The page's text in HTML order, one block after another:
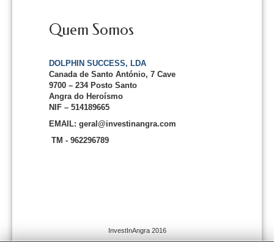
Quem Somos
DOLPHIN SUCCESS, LDA
Canada de Santo António, 7 Cave
9700 – 234 Posto Santo
Angra do Heroísmo
NIF – 514189665
EMAIL: geral@investinangra.com
TM - 962296789
InvestInAngra 2016